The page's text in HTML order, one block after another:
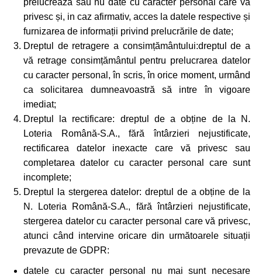
prelucrează sau nu date cu caracter personal care vă
privesc și, in caz afirmativ, acces la datele respective și
furnizarea de informații privind prelucrările de date;
Dreptul de retragere a consimțământului:dreptul de a
vă retrage consimțământul pentru prelucrarea datelor
cu caracter personal, în scris, în orice moment, urmând
ca solicitarea dumneavoastră să intre în vigoare
imediat;
Dreptul la rectificare: dreptul de a obține de la N.
Loteria Română-S.A., fără întârzieri nejustificate,
rectificarea datelor inexacte care vă privesc sau
completarea datelor cu caracter personal care sunt
incomplete;
Dreptul la stergerea datelor: dreptul de a obține de la
N. Loteria Română-S.A., fără întârzieri nejustificate,
stergerea datelor cu caracter personal care vă privesc,
atunci când intervine oricare din următoarele situații
prevazute de GDPR:
datele cu caracter personal nu mai sunt necesare